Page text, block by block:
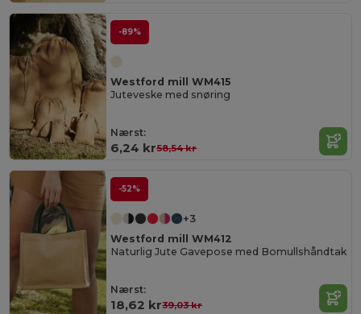
-89%
Westford mill WM415
Juteveske med snøring
Nærst:
6,24 kr58,54 kr
-52%
+3
Westford mill WM412
Naturlig Jute Gavepose med Bomullshåndtak
Nærst:
18,62 kr39,03 kr